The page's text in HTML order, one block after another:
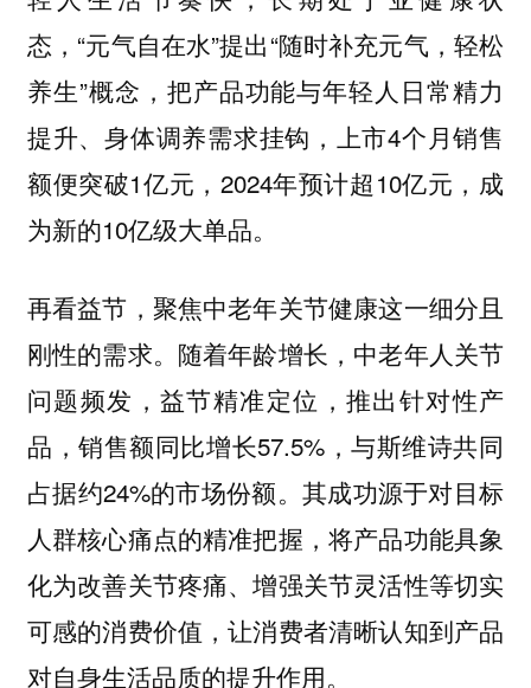
态，“元气自在水”提出“随时补充元气，轻松
养生”概念，把产品功能与年轻人日常精力
提升、身体调养需求挂钩，上市4个月销售
额便突破1亿元，2024年预计超10亿元，成
为新的10亿级大单品。
再看益节，聚焦中老年关节健康这一细分且
刚性的需求。随着年龄增长，中老年人关节
问题频发，益节精准定位，推出针对性产
品，销售额同比增长57.5%，与斯维诗共同
占据约24%的市场份额。其成功源于对目标
人群核心痛点的精准把握，将产品功能具象
化为改善关节疼痛、增强关节灵活性等切实
可感的消费价值，让消费者清晰认知到产品
对自身生活品质的提升作用。